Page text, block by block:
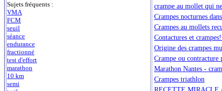
Sujets fréquents :
VMA
FCM
seuil
séance
endurance
fractionné
test d'effort
marathon
10 km
semi
crampe au mollet qui ne
Crampes nocturnes
Crampes au mollets
Contactures et
Origine des crampes
Crampe ou contracture
Marathon Nantes -
Crampes triathlon